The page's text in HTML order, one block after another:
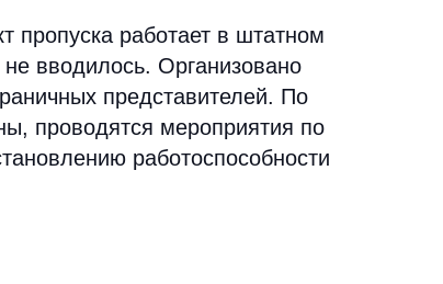
пропуска работает в штатном
вводилось. Организовано
представителей. По
проводятся мероприятия по
работоспособности